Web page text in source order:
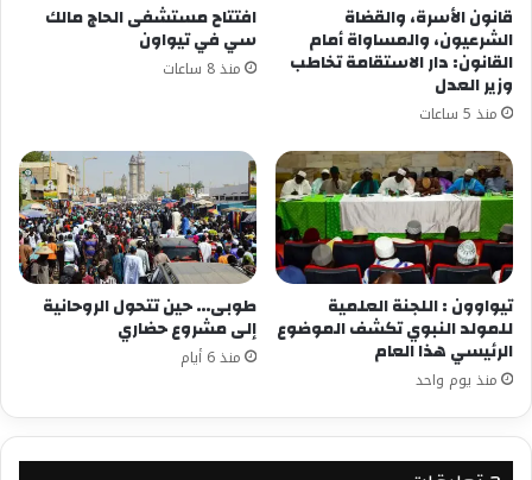
قانون الأسرة، والقضاة
الشرعيون، والمساواة أمام
القانون: دار الاستقامة تخاطب
وزير العدل
منذ 5 ساعات
افتتاح مستشفى الحاج مالك
سي في تيواون
منذ 8 ساعات
تيواوون : اللجنة العلمية
للمولد النبوي تكشف الموضوع
الرئيسي هذا العام
منذ يوم واحد
طوبى… حين تتحول الروحانية
إلى مشروع حضاري
منذ 6 أيام